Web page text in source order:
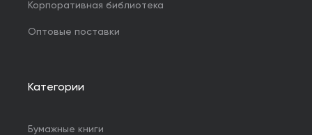
Корпоративная библиотека
Оптовые поставки
Категории
Бумажные книги